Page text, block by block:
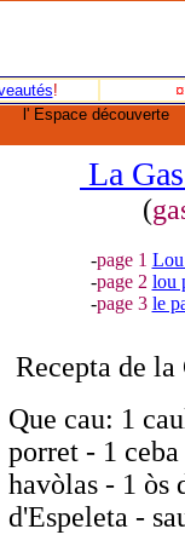
!
l' Espace découverte
La
(
-page 1
-page 2 lou
-page 3 le
Recepta de la
Que cau: 1
porret - 1
havòlas - 1 òs
d'Espeleta -